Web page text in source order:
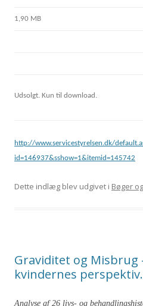
1,90 MB
Udsolgt. Kun til download.
http://www.servicestyrelsen.dk/
id=146937&sshow=1&itemid=145742
Dette indlæg blev udgivet i Bøger
Graviditet og Misbrug
kvindernes perspektiv.
Analyse af 26 livs- og